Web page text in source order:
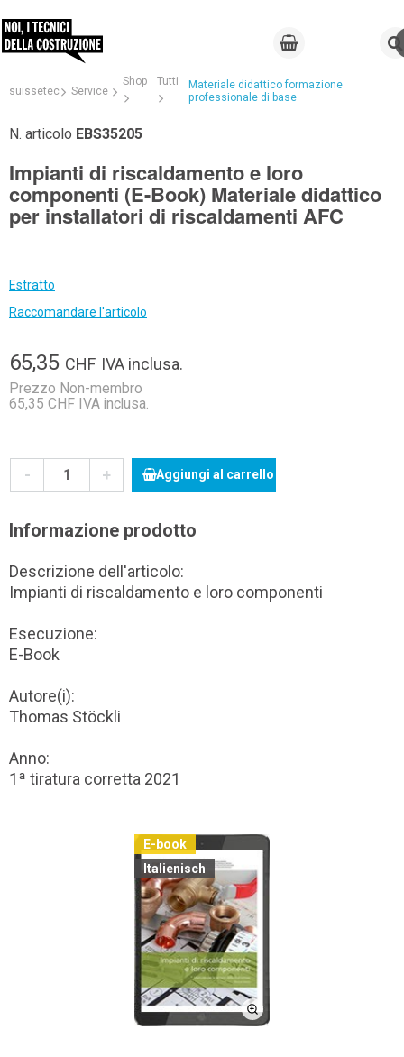
suissetec Service
Shop Tutti
Materiale didattico formazione
professionale di base
N. articolo EBS35205
Impianti di riscaldamento e loro
componenti (E-Book) Materiale didattico
per installatori di riscaldamenti AFC
Estratto
Raccomandare l'articolo
65,35 CHF IVA inclusa.
Prezzo Non-membro
65,35 CHF IVA inclusa.
- + Aggiungi al carrello
Informazione prodotto
Descrizione dell'articolo:
Impianti di riscaldamento e loro componenti
Esecuzione:
E-Book
Autore(i):
Thomas Stöckli
Anno:
1ª tiratura corretta 2021
E-book
Italienisch